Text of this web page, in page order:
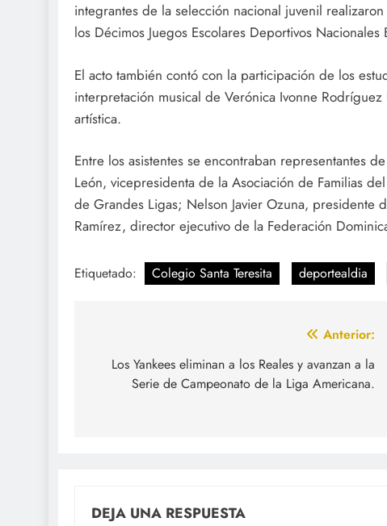
integrantes de la selección nacional juvenil
los Décimos Juegos Escolares Deportivos Nacionales
El acto también contó con la participación de los
interpretación musical de Verónica Ivonne
artística.
Entre los asistentes se encontraban representantes
León, vicepresidenta de la Asociación de Familias
de Grandes Ligas; Nelson Javier Ozuna, presidente
Ramírez, director ejecutivo de la Federación
Etiquetado: Colegio Santa Teresita deportealdia
de
entradas
Anterior:
Los Yankees eliminan a los Reales y avanzan a la
Serie de Campeonato de la Liga Americana.
DEJA UNA RESPUESTA